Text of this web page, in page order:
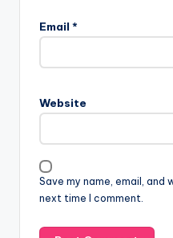
Email *
Website
Save my name, email,
next time I comment.